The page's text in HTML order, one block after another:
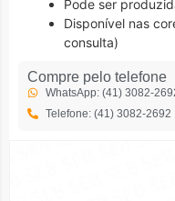
Pode ser
Disponível nas
consulta)
Compre pelo telefone
WhatsApp: (41) 3082-
Telefone: (41) 3082-2692